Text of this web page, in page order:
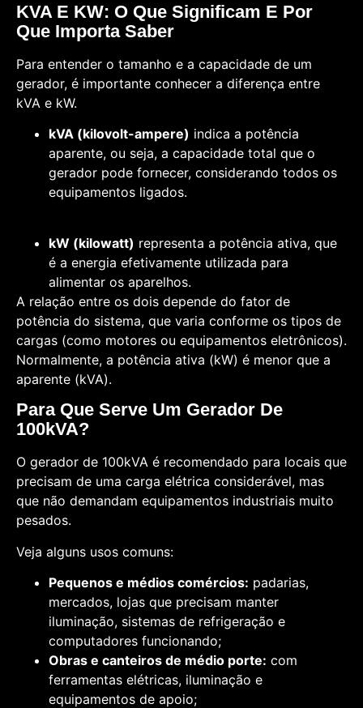
KVA E KW: O Que Significam E Por
Que Importa Saber
Para entender o tamanho e a capacidade de um
gerador, é importante conhecer a diferença entre
kVA e kW.
kVA (kilovolt-ampere) indica a potência
aparente, ou seja, a capacidade total que o
gerador pode fornecer, considerando todos os
equipamentos ligados.
kW (kilowatt) representa a potência ativa, que
é a energia efetivamente utilizada para
alimentar os aparelhos.
A relação entre os dois depende do fator de
potência do sistema, que varia conforme os tipos de
cargas (como motores ou equipamentos eletrônicos).
Normalmente, a potência ativa (kW) é menor que a
aparente (kVA).
Para Que Serve Um Gerador De
100kVA?
O gerador de 100kVA é recomendado para locais que
precisam de uma carga elétrica considerável, mas
que não demandam equipamentos industriais muito
pesados.
Veja alguns usos comuns:
Pequenos e médios comércios: padarias,
mercados, lojas que precisam manter
iluminação, sistemas de refrigeração e
computadores funcionando;
Obras e canteiros de médio porte: com
ferramentas elétricas, iluminação e
equipamentos de apoio;